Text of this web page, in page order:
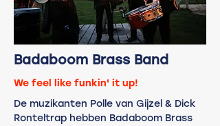
Badaboom Brass Band
We feel like funkin' it up!
De muzikanten Polle van Gijzel & Dick
Ronteltrap hebben Badaboom Brass